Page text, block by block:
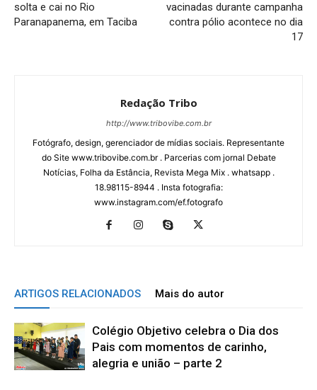
solta e cai no Rio
Paranapanema, em Taciba
vacinadas durante campanha
contra pólio acontece no dia
17
Redação Tribo
http://www.tribovibe.com.br
Fotógrafo, design, gerenciador de mídias sociais. Representante
do Site www.tribovibe.com.br . Parcerias com jornal Debate
Notícias, Folha da Estância, Revista Mega Mix . whatsapp .
18.98115-8944 . Insta fotografia:
www.instagram.com/ef.fotografo
ARTIGOS RELACIONADOS Mais do autor
Colégio Objetivo celebra o Dia dos
Pais com momentos de carinho,
alegria e união – parte 2